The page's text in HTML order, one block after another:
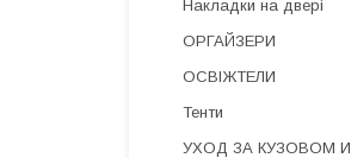
Накладки на двері
ОРГАЙЗЕРИ
ОСВІЖТЕЛИ
Тенти
УХОД ЗА КУЗОВОМ И